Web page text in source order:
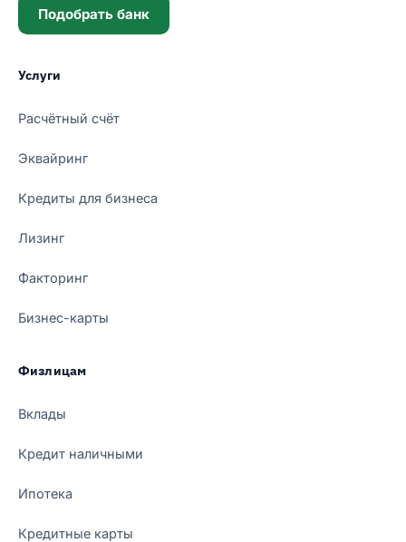
Подобрать банк
Услуги
Расчётный счёт
Эквайринг
Кредиты для бизнеса
Лизинг
Факторинг
Бизнес-карты
Физлицам
Вклады
Кредит наличными
Ипотека
Кредитные карты